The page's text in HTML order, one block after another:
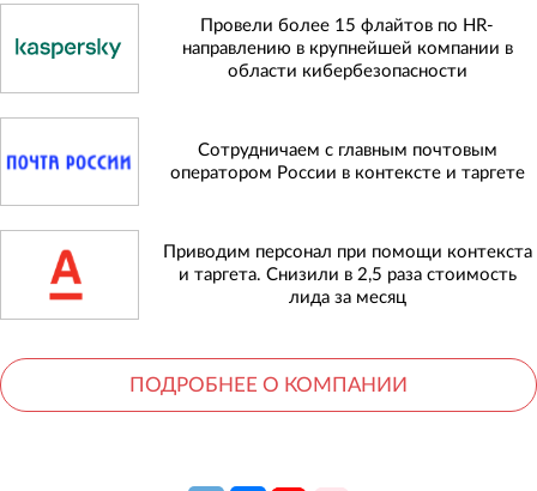
Провели более 15 флайтов по HR-
направлению в крупнейшей компании в
области кибербезопасности
Сотрудничаем с главным почтовым
оператором России в контексте и таргете
Приводим персонал при помощи контекста
и таргета. Снизили в 2,5 раза стоимость
лида за месяц
ПОДРОБНЕЕ О КОМПАНИИ